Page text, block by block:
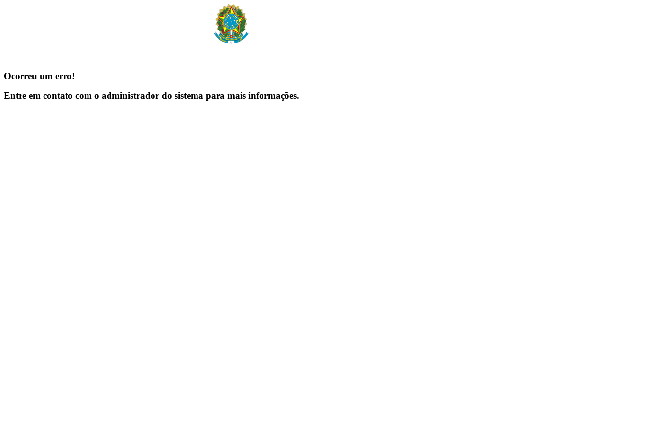
Ocorreu um erro!
Entre em contato com o administrador do sistema para mais informações.